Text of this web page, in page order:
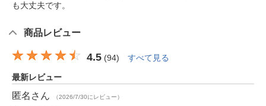
も大丈夫です。
商品レビュー
4.5 (94) すべて見る
最新レビュー
匿名 さん （2026/7/30にレビュー）